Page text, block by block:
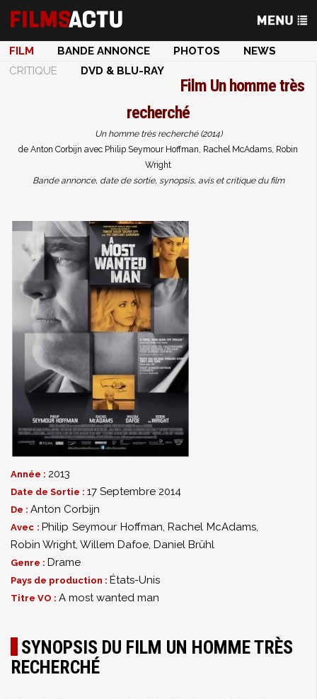
FILM BANDE ANNONCE PHOTOS
NEWS
CRITIQUE
DVD & BLU-RAY
Film Un homme très
recherché
Un homme très recherché (2014)
de Anton Corbijn avec Philip Seymour Hoffman, Rachel McAdams, Robin
Wright
Bande annonce, date de sortie, synopsis, avis et critique du film
Année : 2013
Date de Sortie : 17 Septembre 2014
De : Anton Corbijn
Avec : Philip Seymour Hoffman,Rachel McAdams,
Robin Wright, Willem Dafoe, Daniel Brühl
Genre : Drame
Pays de production : États-Unis
Titre VO : A most wanted man
SYNOPSIS DU FILM UN HOMME TRÈS
RECHERCHÉ